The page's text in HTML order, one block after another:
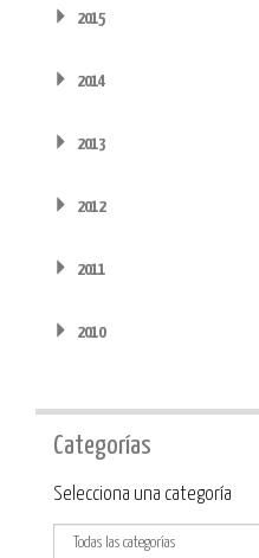
2015
2014
2013
2012
2011
2010
Categorías
Categoría
Selecciona una categoría